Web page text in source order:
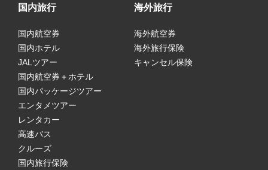
国内旅行
国内航空券
国内ホテル
JALツアー
国内航空券＋ホテル
国内パッケージツアー
エンタメツアー
レンタカー
高速バス
クルーズ
国内旅行保険
海外旅行
海外航空券
海外旅行保険
キャンセル保険